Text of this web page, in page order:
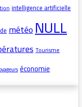
intelligence artificielle
météoNULL
Tourisme
économie